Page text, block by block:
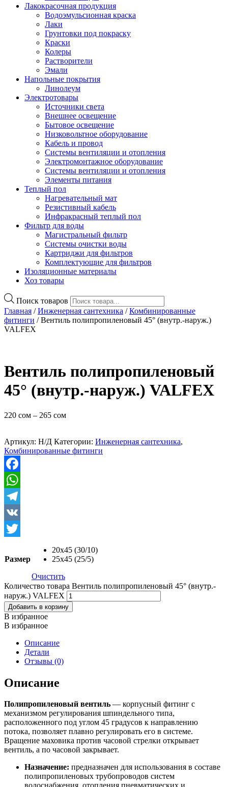
Лакокрасочная продукция
Водоэмульсионная краска
Лаки
Грунтовки под покраску
Краски
Колеры
Растворители
Эмали
Напольные покрытия
Линолеум
Электротовары
Источники света
Внешнее освещение
Бытовое освещение
Низковольтное оборудование
Кабель и провод
Системы вентиляции и отопления
Электромонтажное оборудование
Системы вентиляции и отопления
Элементы питания
Теплый пол
Нагревательный мат
Резистивный кабель
Инфракрасный теплый пол
Фильтр для воды
Магистральный фильтр
Системы очистки воды
Картриджи для фильтров
Комплектующие для фильтров
Изоляционные материалы
Хоз товары
Поиск товаров
Главная /Инженерная сантехника /Комбинированные
фитинги / Вентиль полипропиленовый 45° (внутр.-наруж.)
VALFEX
Вентиль полипропиленовый
45° (внутр.-наруж.) VALFEX
220 сом – 265 сом
Артикул: Н/Д Категории: Инженерная сантехника,
Комбинированные фитинги
Facebook
WhatsApp
Telegram
VK
Размер
20х45 (30/10)
25х45 (25/5)
Очистить
Количество товара Вентиль полипропиленовый 45° (внутр.-
наруж.) VALFEX
Добавить в корзину
В избранное
В избранное
Описание
Детали
Отзывы (0)
Описание
Полипропиленовый вентиль — корпусный фитинг с
механизмом регулирования шпиндельного типа,
расположенного под углом 45 градусов к направлению
потока, позволяет плавно регулировать его в системе.
Вращение маховика против часовой стрелки открывает
вентиль, а по часовой закрывает.
Назначение: предназначен для использования в составе
полипропиленовых трубопроводов систем